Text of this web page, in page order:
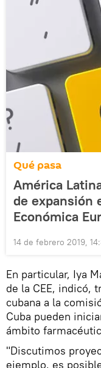
Qué pasa
América
de expansión
Económica
14 de febrero 2019,
En particular, Iya
de la CEE, indicó,
cubana a la
Cuba pueden
ámbito
"Discutimos
ejemplo, es